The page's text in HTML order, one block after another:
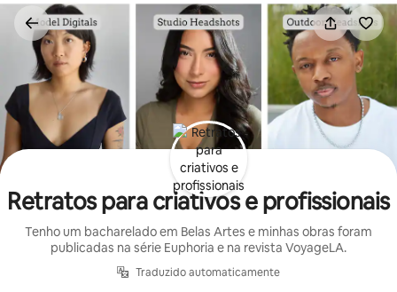
Pular
para
conteúdo
Retratos para criativos e profissionais
Tenho um bacharelado em Belas Artes e minhas obras foram
publicadas na série Euphoria e na revista VoyageLA.
Traduzido automaticamente